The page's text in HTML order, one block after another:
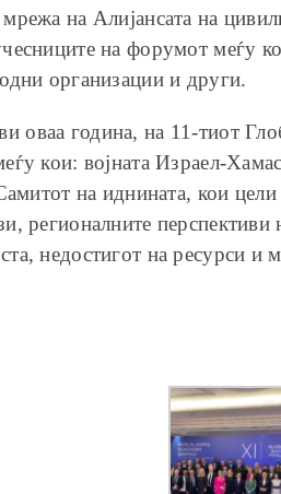
на Алијансата на
на форумот меѓу
организации и други.
оваа година, на 11-тиот
кои: војната Израел-
на иднината, кои
регионалните
недостигот на ресурси и